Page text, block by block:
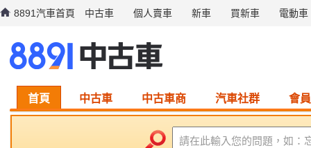
8891汽車首頁 中古車 個人賣車 新車 買新車 電動車
首頁 中古車 中古車商 汽車社群 會
請在此輸入您的問題，如：